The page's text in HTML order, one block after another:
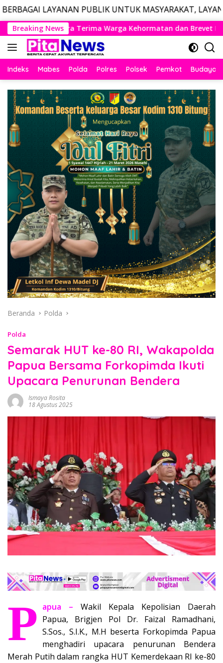
PUBLIK UNTUK MASYARAKAT, LAYANAN DARURAT
Langsung
ke
konten
Breaking News
Kehormatan dan Brevet Korps Marinir Panglima TNI
Indeks Mabes Polda Polres Polsek Pemkot Budaya
Beranda Polda
Polda
Semarak HUT ke-80 RI, Wakapolda
Papua Bersama Forkopimda Ikuti
Upacara Penurunan Bendera
Ismaya Rosita
18 Agustus 2025
P apua –
Wakil Kepala Kepolisian Daerah
Papua, Brigjen Pol Dr. Faizal Ramadhani,
S.Sos., S.I.K., M.H beserta Forkopimda Papua
menghadiri upacara penurunan Bendera
Merah Putih dalam rangka HUT Kemerdekaan RI ke-80